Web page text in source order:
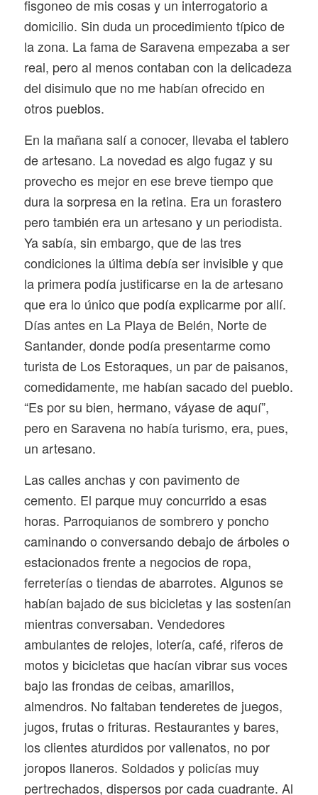
fisgoneo de mis cosas y un interrogatorio a
domicilio. Sin duda un procedimiento típico de
la zona. La fama de Saravena empezaba a ser
real, pero al menos contaban con la delicadeza
del disimulo que no me habían ofrecido en
otros pueblos.
En la mañana salí a conocer, llevaba el tablero
de artesano. La novedad es algo fugaz y su
provecho es mejor en ese breve tiempo que
dura la sorpresa en la retina. Era un forastero
pero también era un artesano y un periodista.
Ya sabía, sin embargo, que de las tres
condiciones la última debía ser invisible y que
la primera podía justificarse en la de artesano
que era lo único que podía explicarme por allí.
Días antes en La Playa de Belén, Norte de
Santander, donde podía presentarme como
turista de Los Estoraques, un par de paisanos,
comedidamente, me habían sacado del pueblo.
“Es por su bien, hermano, váyase de aquí”,
pero en Saravena no había turismo, era, pues,
un artesano.
Las calles anchas y con pavimento de
cemento. El parque muy concurrido a esas
horas. Parroquianos de sombrero y poncho
caminando o conversando debajo de árboles o
estacionados frente a negocios de ropa,
ferreterías o tiendas de abarrotes. Algunos se
habían bajado de sus bicicletas y las sostenían
mientras conversaban. Vendedores
ambulantes de relojes, lotería, café, riferos de
motos y bicicletas que hacían vibrar sus voces
bajo las frondas de ceibas, amarillos,
almendros. No faltaban tenderetes de juegos,
jugos, frutas o frituras. Restaurantes y bares,
los clientes aturdidos por vallenatos, no por
joropos llaneros. Soldados y policías muy
pertrechados, dispersos por cada cuadrante. Al